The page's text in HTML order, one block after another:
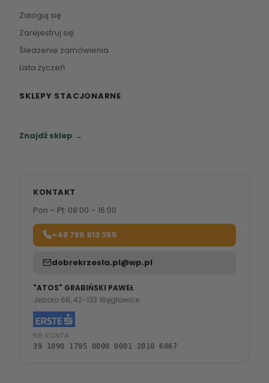
Zaloguj się
Zarejestruj się
Śledzenie zamówienia
Lista życzeń
SKLEPY STACJONARNE
Znajdź sklep →
KONTAKT
Pon – Pt: 08:00 – 16:00
+48 785 913 355
dobrekrzesla.pl@wp.pl
"ATOS" GRABIŃSKI PAWEŁ
Jezioro 68, 42-133 Węglowice
NR KONTA:
39 1090 1795 0000 0001 2010 6067